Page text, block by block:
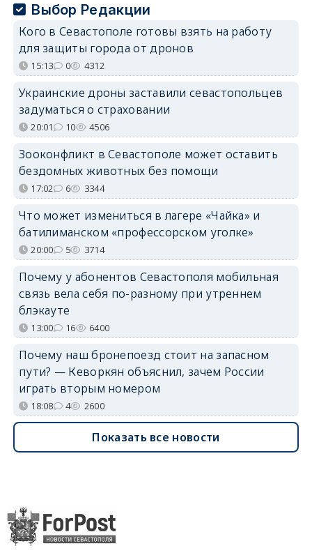
Выбор Редакции
Кого в Севастополе готовы взять на работу
для защиты города от дронов
15:13 0 4312
Украинские дроны заставили севастопольцев
задуматься о страховании
20:01 10 4506
Зооконфликт в Севастополе может оставить
бездомных животных без помощи
17:02 6 3344
Что может измениться в лагере «Чайка» и
батилиманском «профессорском уголке»
20:00 5 3714
Почему у абонентов Севастополя мобильная
связь вела себя по-разному при утреннем
блэкауте
13:00 16 6400
Почему наш бронепоезд стоит на запасном
пути? — Кеворкян объяснил, зачем России
играть вторым номером
18:08 4 2600
Показать все новости